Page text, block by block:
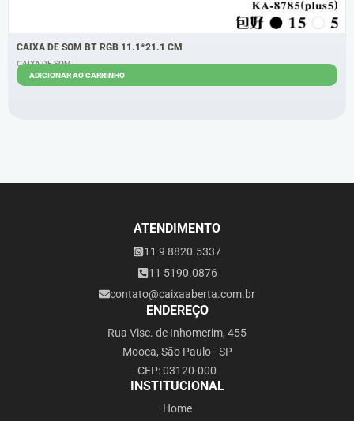
CAIXA DE SOM BT RGB 11.1*21.1 CM
CAIXA DE SOM
ADICIONAR AO CARRINHO
ATENDIMENTO
11 9 8820.5337
11 5190.0876
contato@caixaaberta.com.br
ENDEREÇO
Rua Visc. de Inhomerim, 455
Mooca, São Paulo - SP
CEP: 03120-000
INSTITUCIONAL
Home